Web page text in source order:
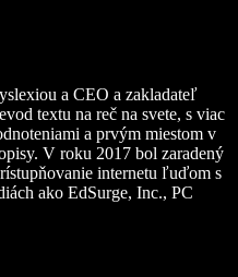
a CEO a zakladateľ
textu na reč na svete, s viac
a prvým miestom v
V roku 2017 bol zaradený
internetu ľuďom s
ako EdSurge, Inc., PC